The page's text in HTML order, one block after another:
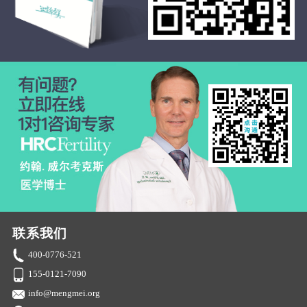
联系我们
400-0776-521
155-0121-7090
info@mengmei.org